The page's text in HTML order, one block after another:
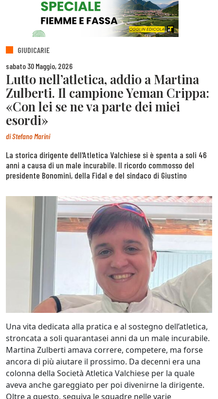
GIUDICARIE
sabato 30 Maggio, 2026
Lutto nell’atletica, addio a Martina
Zulberti. Il campione Yeman Crippa:
«Con lei se ne va parte dei miei
esordi»
diStefano Marini
La storica dirigente dell'Atletica Valchiese si è spenta a soli 46
anni a causa di un male incurabile. Il ricordo commosso del
presidente Bonomini, della Fidal e del sindaco di Giustino
Una vita dedicata alla pratica e al sostegno dell’atletica,
stroncata a soli quarantasei anni da un male incurabile.
Martina Zulberti amava correre, competere, ma forse
ancora di più aiutare il prossimo. Da decenni era una
colonna della Società Atletica Valchiese per la quale
aveva anche gareggiato per poi divenirne la dirigente.
Oltre a questo, seguiva le squadre nelle varie